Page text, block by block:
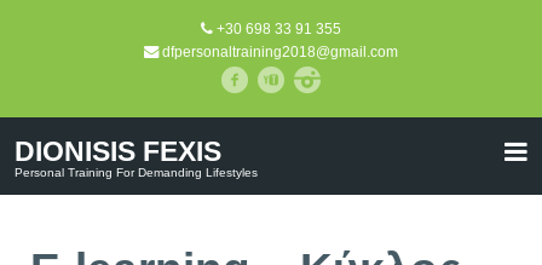
+30 698 33 91 355
dfpersonaltraining2018@gmail.com
DIONISIS FEXIS
Personal Training For Demanding Lifestyles